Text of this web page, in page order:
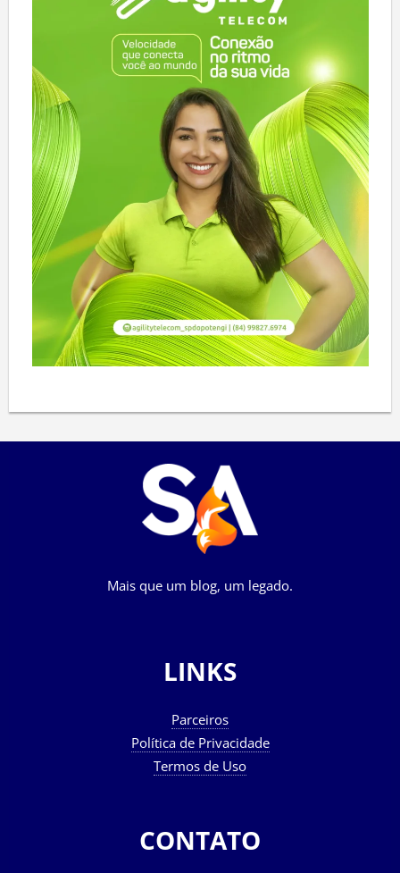
Mais que um blog, um legado.
LINKS
Parceiros
Política de Privacidade
Termos de Uso
CONTATO